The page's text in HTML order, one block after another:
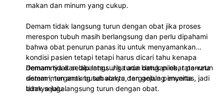
makan dan minum yang cukup.
Demam tidak langsung turun dengan obat jika proses
merespon tubuh masih berlangsung dan perlu dipahami
bahwa obat penurun panas itu untuk menyamankan
kondisi pasien tetapi tetapi harus dicari tahu kenapa
demamnya dan dipantau. Jika ada batuk pilek, rata-rata
sistem imun anak butuh waktu, tergantung imunitas, jadi
tidak selalu langsung turun dengan obat.
Demam tidak selalu langsung turun dengan obat penurun
demam, tergantung sebabnya dan gejala penyerta
lainnya juga.